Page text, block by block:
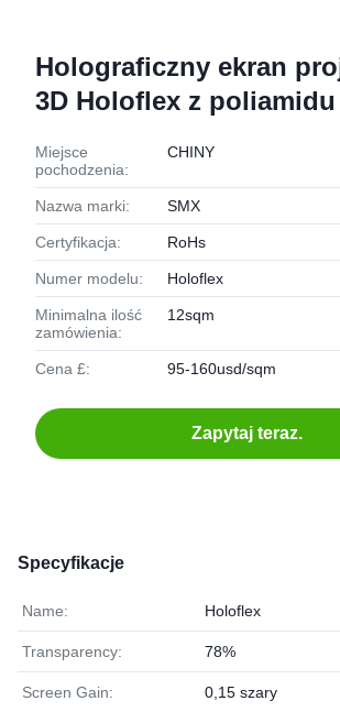
Holograficzny ekran
3D Holoflex z poliamidu
Miejsce
pochodzenia:
CHINY
Nazwa marki: SMX
Certyfikacja: RoHs
Numer modelu: Holoflex
Minimalna ilość
zamówienia:
12sqm
Cena £: 95-160usd/sqm
Zapytaj teraz.
Specyfikacje
Name: Holoflex
Transparency: 78%
Screen Gain: 0,15 szary